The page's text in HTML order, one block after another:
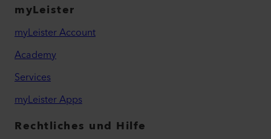
myLeister
myLeister Account
Academy
Services
myLeister Apps
Rechtliches und Hilfe